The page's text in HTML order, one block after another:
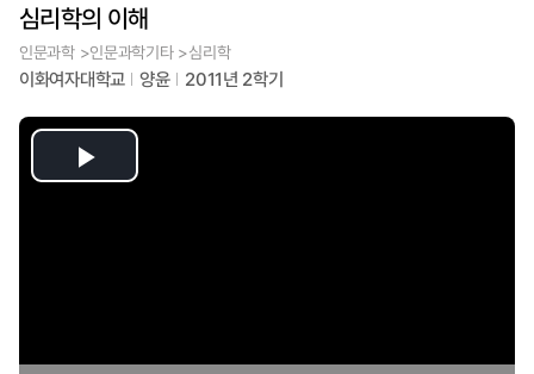
심리학의 이해
인문과학 >인문과학기타 >심리학
이화여자대학교 양윤 2011년 2학기
Play